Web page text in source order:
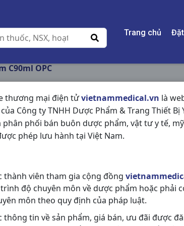
Trang chủ
thương mại điện tửvietnammedical.vn là
Công ty TNHH Dược Phẩm & Trang Thiết Bị
phân phối bán buôn dược phẩm, vật tư y tế,
phép lưu hành tại Việt Nam.
thành viên tham gia cộng đồng
độ chuyên môn về dược phẩm hoặc phải
môn theo quy định của pháp luật.
thông tin về sản phẩm, giá bán, ưu đãi được
C90ml OPC
THUỐC HO
NSX:OPC
Chia sẻ qua mạng xã hội: